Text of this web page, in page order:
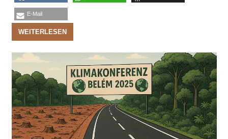
E-Mail
WEITERLESEN